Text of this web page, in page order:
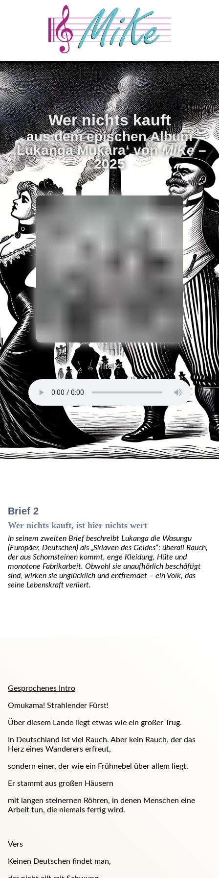
Wer nichts kauft
aus dem epischen Album
‚Lukanga Mukara‘ vonMiKe–
2025
Titel 4
Brief 2
Wer nichts kauft, ist hier nichts wert
In seinem zweiten Brief beschreibt Lukanga die Wasungu
(Europäer, Deutschen) als „Sklaven des Geldes“: überall Rauch,
der aus Schornsteinen kommt, enge Kleidung, Hüte und
monotone Fabrikarbeit. Obwohl sie unaufhörlich beschäftigt
sind, wirken sie unglücklich und entfremdet – ein Volk, das
seine Lebenskraft verliert.
Gesprochenes Intro
Omukama! Strahlender Fürst!
Über diesem Lande liegt etwas wie ein großer Trug.
In Deutschland ist viel Rauch. Aber kein Rauch, der das
Herz eines Wanderers erfreut,
sondern einer, der wie ein Frühnebel über allem liegt.
Er stammt aus großen Häusern
mit langen steinernen Röhren, in denen Menschen eine
Arbeit tun, die niemals fertig wird.
Vers
Keinen Deutschen findet man,